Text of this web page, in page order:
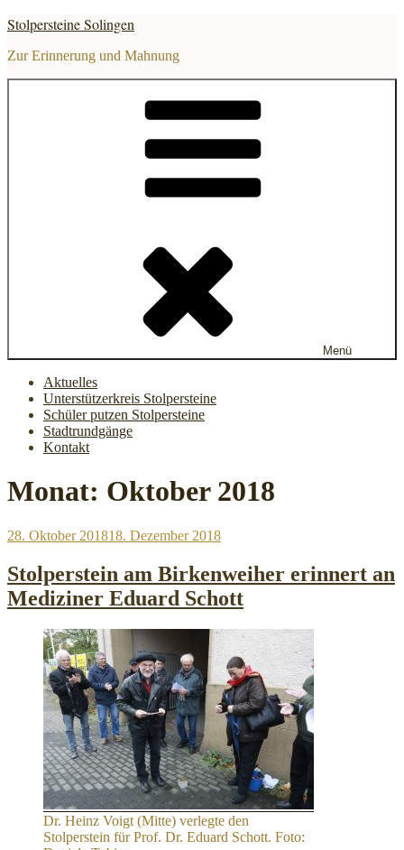
Zum
Inhalt
springen
Stolpersteine Solingen
Zur Erinnerung und Mahnung
Menü
Aktuelles
Unterstützerkreis Stolpersteine
Schüler putzen Stolpersteine
Stadtrundgänge
Kontakt
Monat: Oktober 2018
Veröffentlicht
28. Oktober 201818. Dezember 2018
Stolperstein am Birkenweiher erinnert an
Mediziner Eduard Schott
Dr. Heinz Voigt (Mitte) verlegte den
Stolperstein für Prof. Dr. Eduard Schott. Foto: